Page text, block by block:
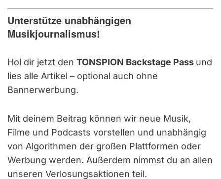
Unterstütze unabhängigen
Musikjournalismus!
Hol dir jetzt den TONSPION Backstage Pass und
lies alle Artikel – optional auch ohne
Bannerwerbung.
Mit deinem Beitrag können wir neue Musik,
Filme und Podcasts vorstellen und unabhängig
von Algorithmen der großen Plattformen oder
Werbung werden. Außerdem nimmst du an allen
unseren Verlosungsaktionen teil.